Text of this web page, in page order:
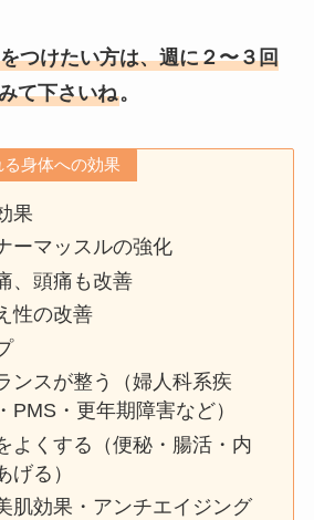
つけたい方は、週に２〜３回
て下さいね。
身体への効果
果
ーマッスルの強化
、頭痛も改善
性の改善
ンスが整う（婦人科系疾
PMS・更年期障害など）
よくする（便秘・腸活・内
げる）
肌効果・アンチエイジング